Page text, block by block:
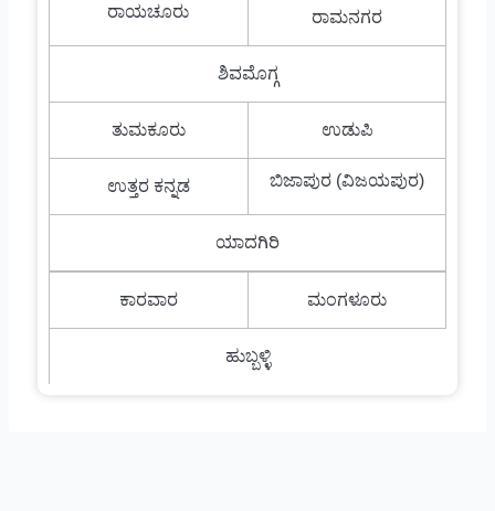
ರಾಯಚೂರು ರಾಮನಗರ
ಶಿವಮೊಗ್ಗ
ತುಮಕೂರು ಉಡುಪಿ
ಉತ್ತರ ಕನ್ನಡ ಬಿಜಾಪುರ (ವಿಜಯಪುರ)
ಯಾದಗಿರಿ
ಕಾರವಾರ ಮಂಗಳೂರು
ಹುಬ್ಬಳ್ಳಿ